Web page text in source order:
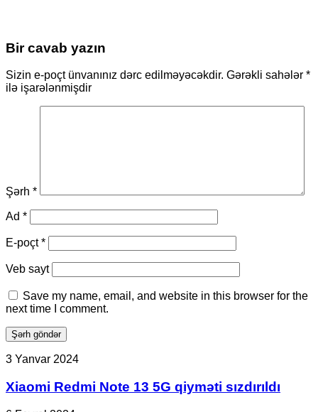
Bir cavab yazın
Sizin e-poçt ünvanınız dərc edilməyəcəkdir. Gərəkli sahələr *
ilə işarələnmişdir
Şərh *
Ad *
E-poçt*
Veb sayt
Save my name, email, and website in this browser for the
next time I comment.
Xiaomi
Note
13
3 Yanvar 2024
Xiaomi Redmi Note 13 5G qiyməti sızdırıldı